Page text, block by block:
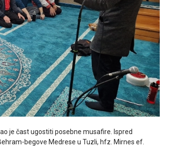
je čast ugostiti posebne musafire. Ispred
begove Medrese u Tuzli, hfz. Mirnes ef.